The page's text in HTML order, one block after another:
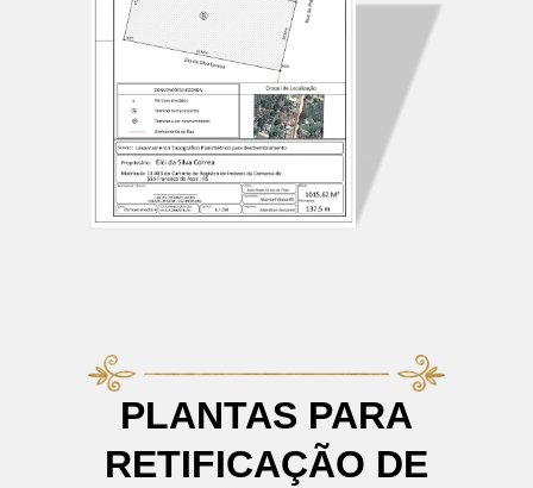
PLANTAS PARA
RETIFICAÇÃO DE